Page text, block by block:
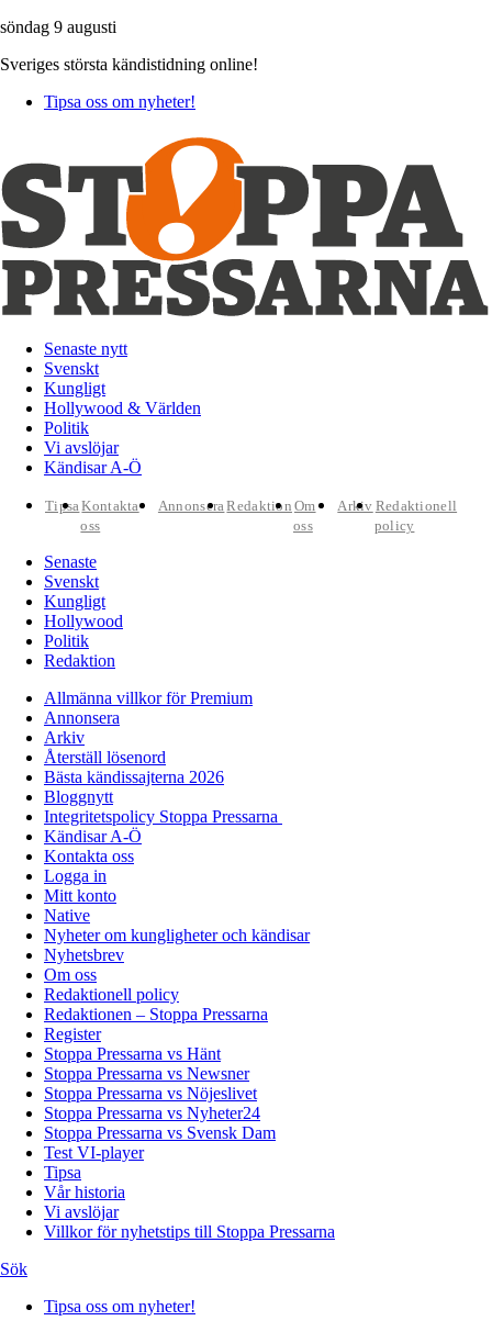
söndag 9 augusti
Sveriges största kändistidning online!
Tipsa oss om nyheter!
Senaste nytt
Svenskt
Kungligt
Hollywood & Världen
Politik
Vi avslöjar
Kändisar A-Ö
TipsaKontakta
oss
AnnonseraRedaktion Om
oss
Arkiv Redaktionell
policy
Senaste
Svenskt
Kungligt
Hollywood
Politik
Redaktion
Allmänna villkor för Premium
Annonsera
Arkiv
Återställ lösenord
Bästa kändissajterna 2026
Bloggnytt
Integritetspolicy Stoppa Pressarna
Kändisar A-Ö
Kontakta oss
Logga in
Mitt konto
Native
Nyheter om kungligheter och kändisar
Nyhetsbrev
Om oss
Redaktionell policy
Redaktionen – Stoppa Pressarna
Register
Stoppa Pressarna vs Hänt
Stoppa Pressarna vs Newsner
Stoppa Pressarna vs Nöjeslivet
Stoppa Pressarna vs Nyheter24
Stoppa Pressarna vs Svensk Dam
Test VI-player
Tipsa
Vår historia
Vi avslöjar
Villkor för nyhetstips till Stoppa Pressarna
Sök
Tipsa oss om nyheter!